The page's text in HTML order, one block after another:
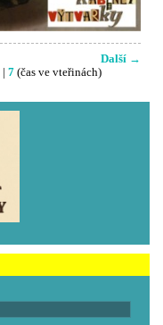
Další →
7(čas ve vteřinách)